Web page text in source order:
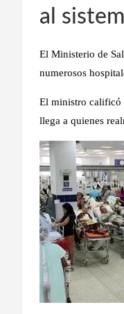
al
El Ministerio de
numerosos
El ministro calificó
llega a quienes